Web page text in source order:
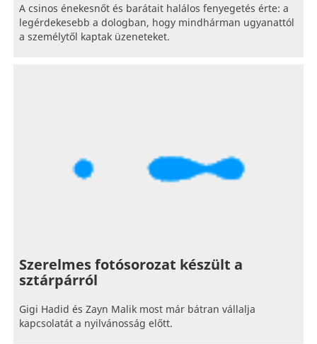
A csinos énekesnőt és barátait halálos fenyegetés érte: a
legérdekesebb a dologban, hogy mindhárman ugyanattól
a személytől kaptak üzeneteket.
Szerelmes fotósorozat készült a
sztárpárról
Gigi Hadid és Zayn Malik most már bátran vállalja
kapcsolatát a nyilvánosság előtt.